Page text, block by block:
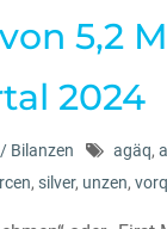
5,2
2024
Bilanzen agäq,
, silver, unzen,